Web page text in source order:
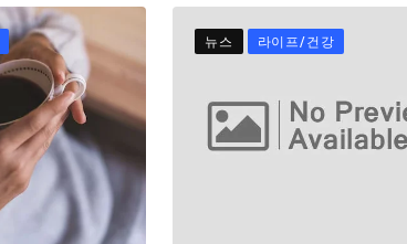
뉴스 라이프/건강